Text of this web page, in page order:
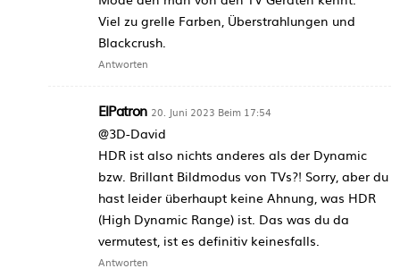
Viel zu grelle Farben, Überstrahlungen und
Blackcrush.
Antworten
ElPatron 20. Juni 2023 Beim 17:54
@3D-David
HDR ist also nichts anderes als der Dynamic
bzw. Brillant Bildmodus von TVs?! Sorry, aber du
hast leider überhaupt keine Ahnung, was HDR
(High Dynamic Range) ist. Das was du da
vermutest, ist es definitiv keinesfalls.
Antworten